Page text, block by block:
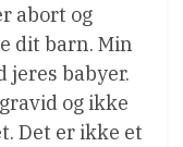
abort og
dit barn. Min
jeres babyer.
og ikke
Det er ikke et